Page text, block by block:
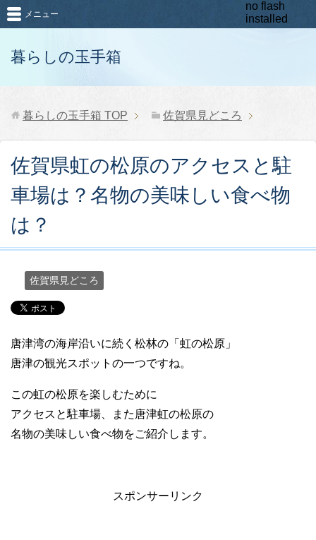
暮らしの玉手箱
メニュー
暮らしの玉手箱 TOP 佐賀県見どころ
佐賀県虹の松原のアクセスと駐
車場は？名物の美味しい食べ物
は？
佐賀県見どころ
唐津湾の海岸沿いに続く松林の「虹の松原」
唐津の観光スポットの一つですね。
この虹の松原を楽しむために
アクセスと駐車場、また唐津虹の松原の
名物の美味しい食べ物をご紹介します。
スポンサーリンク
no flash
installed